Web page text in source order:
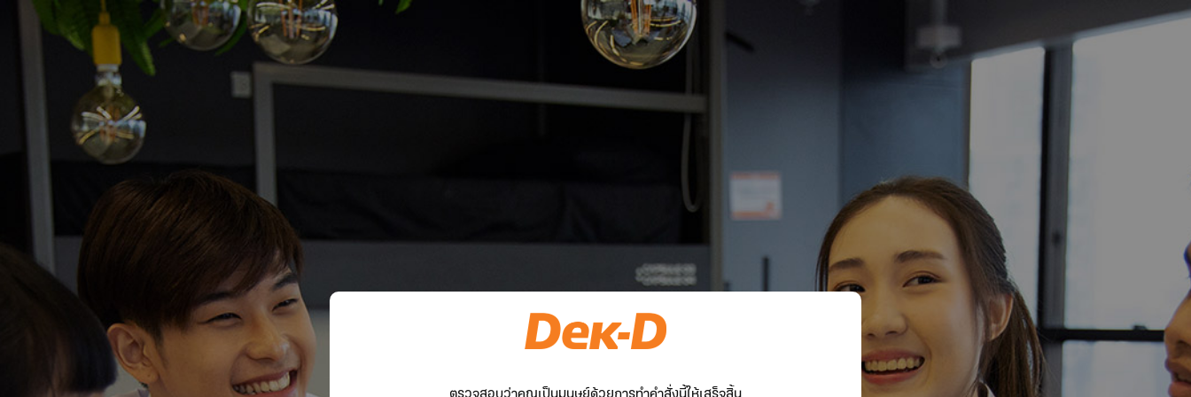
ตรวจสอบว่าคุณเป็นมนุษย์ด้วยการทำคำสั่งนี้ให้เสร็จสิ้น